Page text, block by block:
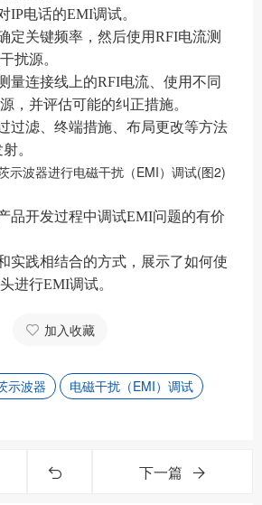
IP电话的EMI调试。
定关键频率，然后使用RFI电流测
扰源。
量连接线上的RFI电流、使用不同
，并评估可能的纠正措施。
过滤、终端措施、布局更改等方法
。
品开发过程中调试EMI问题的有价
实践相结合的方式，展示了如何使
进行EMI调试。
加入收藏
示波器 电磁干扰（EMI）调试
下一篇